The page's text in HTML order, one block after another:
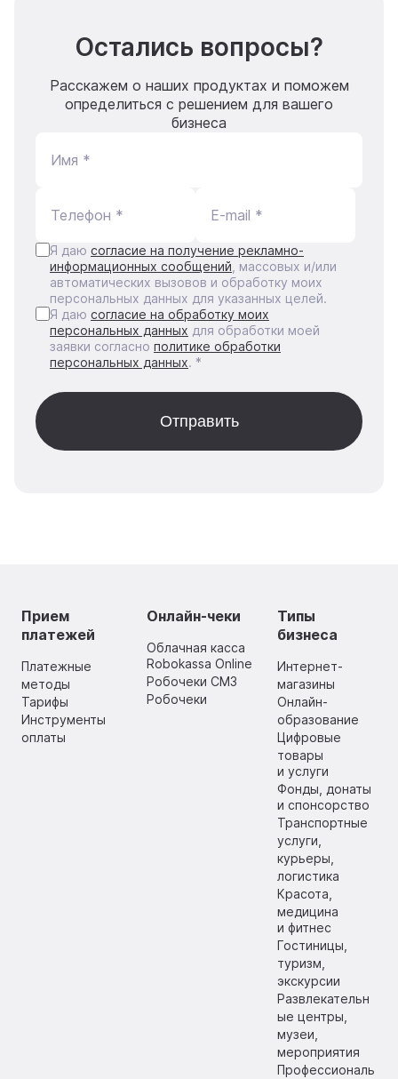
Остались вопросы?
Расскажем о наших продуктах и поможем
определиться с решением для вашего
бизнеса
Имя *
Телефон * E-mail *
Я даю согласие на получение рекламно-
информационных сообщений , массовых и/или
автоматических вызовов и обработку моих
персональных данных для указанных целей.
Я даю согласие на обработку моих
персональных данных для обработки моей
заявки согласно политике обработки
персональных данных. *
Прием
платежей
Платежные
методы
Тарифы
Инструменты
оплаты
Онлайн-чеки
Облачная касса
Robokassa Online
Робочеки СМЗ
Робочеки
Типы
бизнеса
Интернет-
магазины
Онлайн-
образование
Цифровые
товары
и услуги
Фонды, донаты
и спонсорство
Транспортные
услуги,
курьеры,
логистика
Красота,
медицина
и фитнес
Гостиницы,
туризм,
экскурсии
Развлекательн
ые центры,
музеи,
мероприятия
Профессиональ